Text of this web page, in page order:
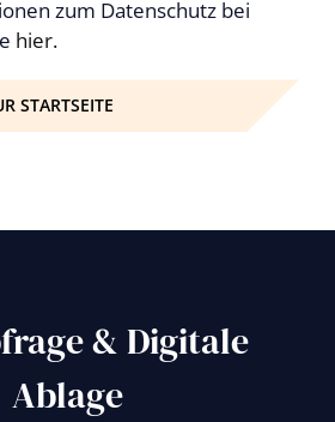
zum Datenschutz bei
hier.
STARTSEITE
& Digitale
Ablage